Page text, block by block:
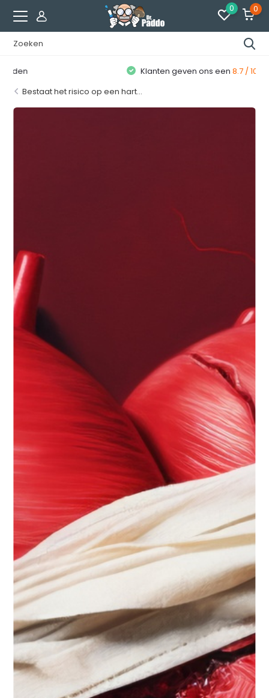
0 0
Klanten geven ons een8.7 / 10
Bestaat het risico op een hart...